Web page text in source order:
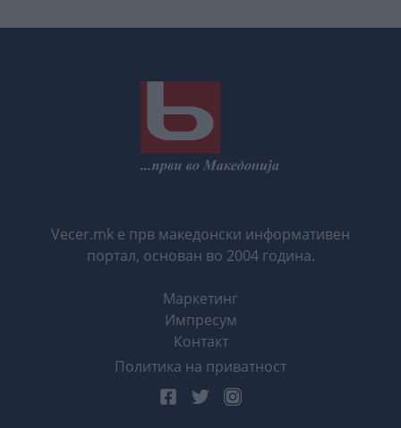
Vecer.mk е прв македонски информативен
портал, основан во 2004 година.
Маркетинг
Импресум
Контакт
Политика на приватност